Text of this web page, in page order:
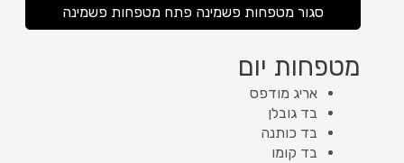
סגור מטפחות פשמינה פתח מטפחות פשמינה
מטפחות יום
אריג מודפס
בד גובלן
בד כותנה
בד קומו